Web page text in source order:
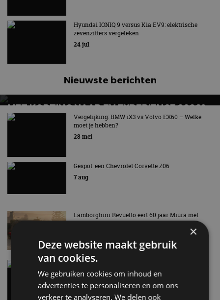
Hyundai IONIQ 9 versus Kia EV9: elektrische
zevenzitters vergeleken
24 jul
Nieuwste berichten
MET KORTING NAAR EV EXPERIENCE 2026?
AUTORAI REGELT HET!
EV Experience 2026 van 24 tot 26 september
Vergelijking: BMW iX3 vs Volvo EX60 – Welke
moet je hebben?
28 mei
Gespot: een Chevrolet Corvette Z06
7 aug
Lamborghini Revuelto eert 60 jaar Miura met
speciale editie
Carbon fibre op je laadkabel: nergens voor nodig,
en precies daarom geweldig
5 aug
×
Deze website maakt gebruik
van cookies.
We gebruiken cookies om inhoud en
advertenties te personaliseren en om ons
verkeer te analyseren. We delen ook